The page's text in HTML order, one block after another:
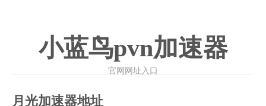
小蓝鸟pvn加速器
官网网址入口
月光加速器地址